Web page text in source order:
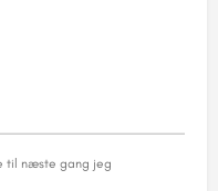
til næste gang jeg